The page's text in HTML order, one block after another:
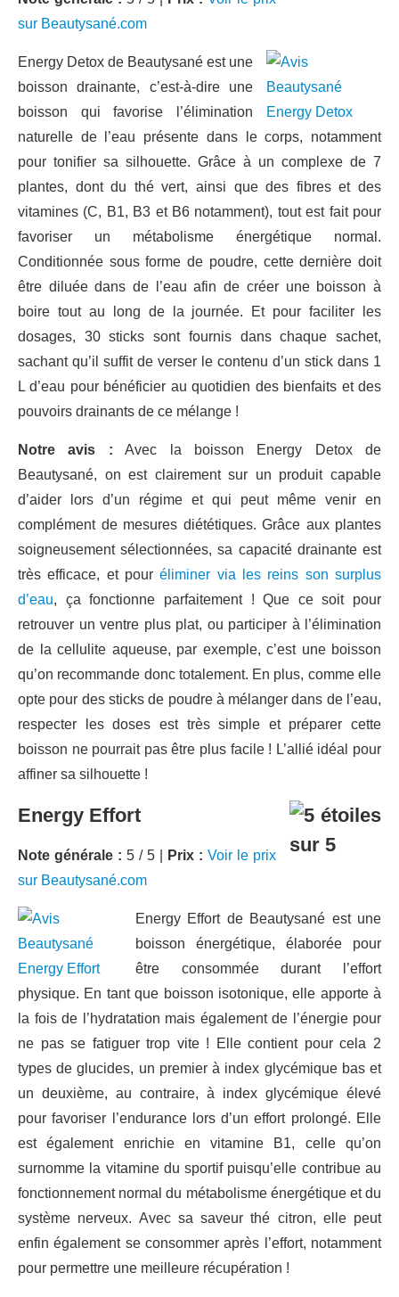
sur Beautysané.com
Energy Detox de Beautysané est une
boisson drainante, c’est-à-dire une
boisson qui favorise l’élimination
naturelle de l’eau présente dans le corps, notamment
pour tonifier sa silhouette. Grâce à un complexe de 7
plantes, dont du thé vert, ainsi que des fibres et des
vitamines (C, B1, B3 et B6 notamment), tout est fait pour
favoriser un métabolisme énergétique normal.
Conditionnée sous forme de poudre, cette dernière doit
être diluée dans de l’eau afin de créer une boisson à
boire tout au long de la journée. Et pour faciliter les
dosages, 30 sticks sont fournis dans chaque sachet,
sachant qu’il suffit de verser le contenu d’un stick dans 1
L d’eau pour bénéficier au quotidien des bienfaits et des
pouvoirs drainants de ce mélange !
Notre avis : Avec la boisson Energy Detox de
Beautysané, on est clairement sur un produit capable
d’aider lors d’un régime et qui peut même venir en
complément de mesures diététiques. Grâce aux plantes
soigneusement sélectionnées, sa capacité drainante est
très efficace, et pouréliminer via les reins son surplus
d’eau, ça fonctionne parfaitement ! Que ce soit pour
retrouver un ventre plus plat, ou participer à l’élimination
de la cellulite aqueuse, par exemple, c’est une boisson
qu’on recommande donc totalement. En plus, comme elle
opte pour des sticks de poudre à mélanger dans de l’eau,
respecter les doses est très simple et préparer cette
boisson ne pourrait pas être plus facile ! L’allié idéal pour
affiner sa silhouette !
Energy Effort
Note générale : 5 / 5 | Prix : Voir le prix
sur Beautysané.com
Energy Effort de Beautysané est une
boisson énergétique, élaborée pour
être consommée durant l’effort
physique. En tant que boisson isotonique, elle apporte à
la fois de l’hydratation mais également de l’énergie pour
ne pas se fatiguer trop vite ! Elle contient pour cela 2
types de glucides, un premier à index glycémique bas et
un deuxième, au contraire, à index glycémique élevé
pour favoriser l’endurance lors d’un effort prolongé. Elle
est également enrichie en vitamine B1, celle qu’on
surnomme la vitamine du sportif puisqu’elle contribue au
fonctionnement normal du métabolisme énergétique et du
système nerveux. Avec sa saveur thé citron, elle peut
enfin également se consommer après l’effort, notamment
pour permettre une meilleure récupération !